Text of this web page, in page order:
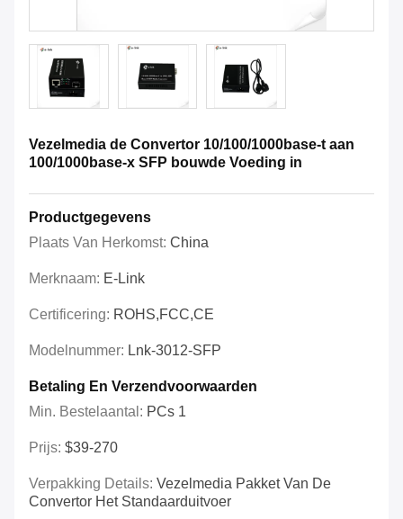
Vezelmedia de Convertor 10/100/1000base-t aan
100/1000base-x SFP bouwde Voeding in
Productgegevens
Plaats Van Herkomst: China
Merknaam: E-Link
Certificering: ROHS,FCC,CE
Modelnummer: Lnk-3012-SFP
Betaling En Verzendvoorwaarden
Min. Bestelaantal: PCs 1
Prijs: $39-270
Verpakking Details: Vezelmedia Pakket Van De
Convertor Het Standaarduitvoer